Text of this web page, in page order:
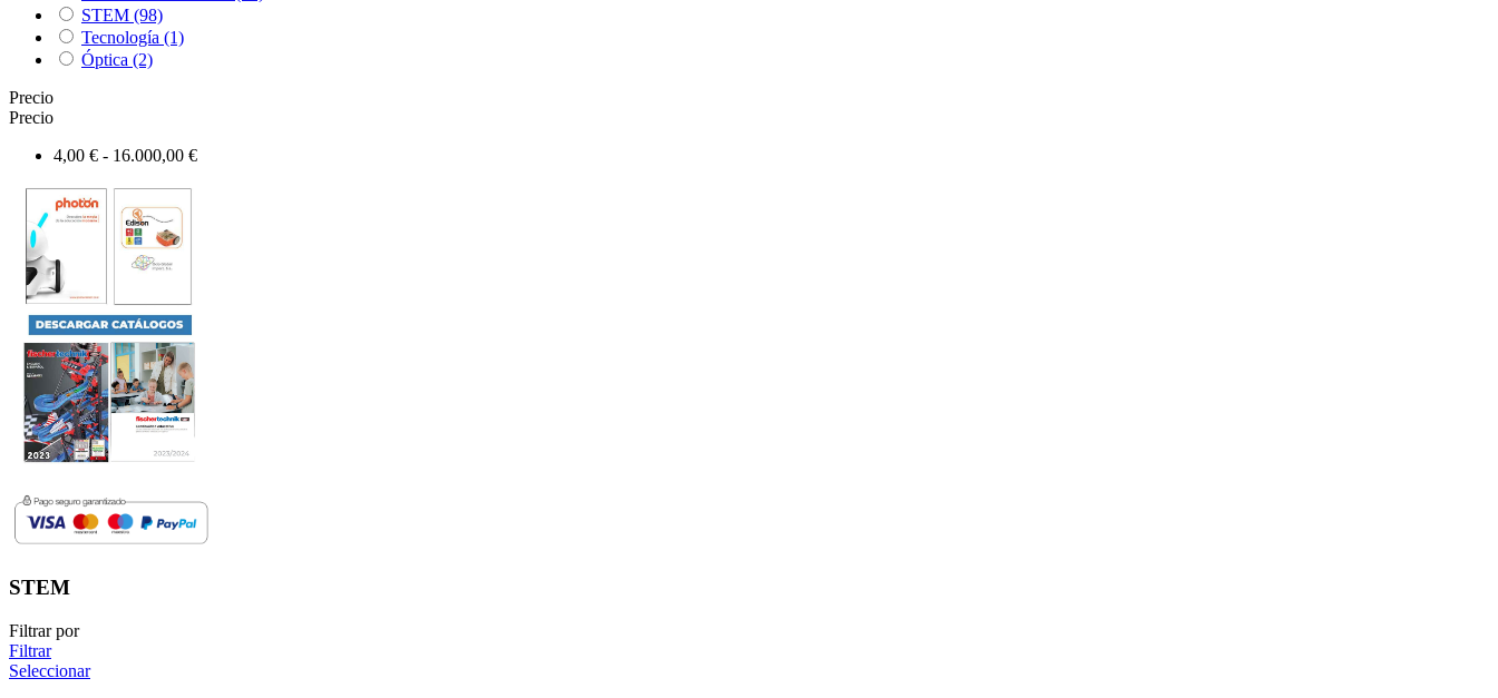
STEM (98)
Tecnología (1)
Óptica (2)
Precio
Precio
4,00 € - 16.000,00 €
STEM
Filtrar por
Filtrar
Seleccionar